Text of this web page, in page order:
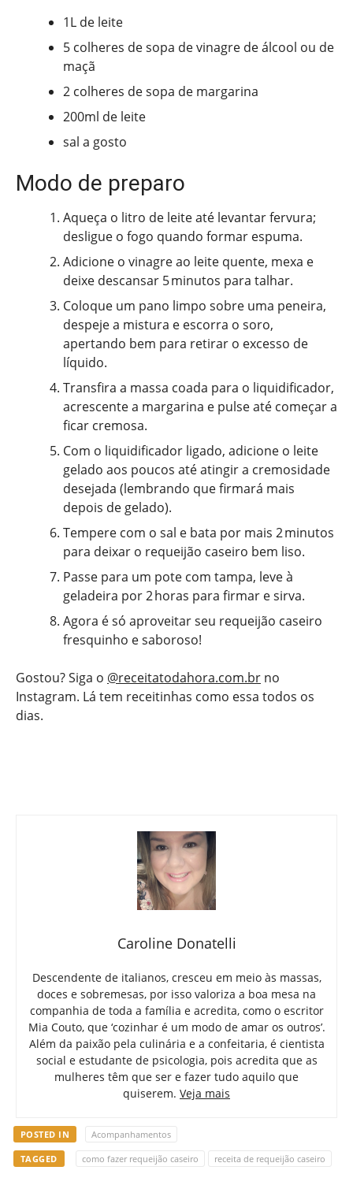
1L de leite
5 colheres de sopa de vinagre de álcool ou de
maçã
2 colheres de sopa de margarina
200ml de leite
sal a gosto
Modo de preparo
Aqueça o litro de leite até levantar fervura;
desligue o fogo quando formar espuma.
Adicione o vinagre ao leite quente, mexa e
deixe descansar 5 minutos para talhar.
Coloque um pano limpo sobre uma peneira,
despeje a mistura e escorra o soro,
apertando bem para retirar o excesso de
líquido.
Transfira a massa coada para o liquidificador,
acrescente a margarina e pulse até começar a
ficar cremosa.
Com o liquidificador ligado, adicione o leite
gelado aos poucos até atingir a cremosidade
desejada (lembrando que firmará mais
depois de gelado).
Tempere com o sal e bata por mais 2 minutos
para deixar o requeijão caseiro bem liso.
Passe para um pote com tampa, leve à
geladeira por 2 horas para firmar e sirva.
Agora é só aproveitar seu requeijão caseiro
fresquinho e saboroso!
Gostou? Siga o @receitatodahora.com.br no
Instagram. Lá tem receitinhas como essa todos os
dias.
Caroline Donatelli
Descendente de italianos, cresceu em meio às massas,
doces e sobremesas, por isso valoriza a boa mesa na
companhia de toda a família e acredita, como o escritor
Mia Couto, que ‘cozinhar é um modo de amar os outros’.
Além da paixão pela culinária e a confeitaria, é cientista
social e estudante de psicologia, pois acredita que as
mulheres têm que ser e fazer tudo aquilo que
quiserem. Veja mais
POSTED IN Acompanhamentos
TAGGED como fazer requeijão caseiro receita de requeijão caseiro